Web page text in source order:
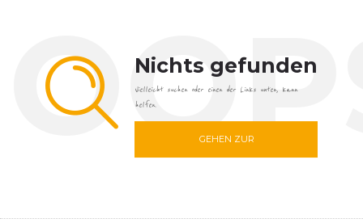
Nichts gefunden
Vielleicht suchen oder einen der Links unten, kann
helfen.
GEHEN ZUR